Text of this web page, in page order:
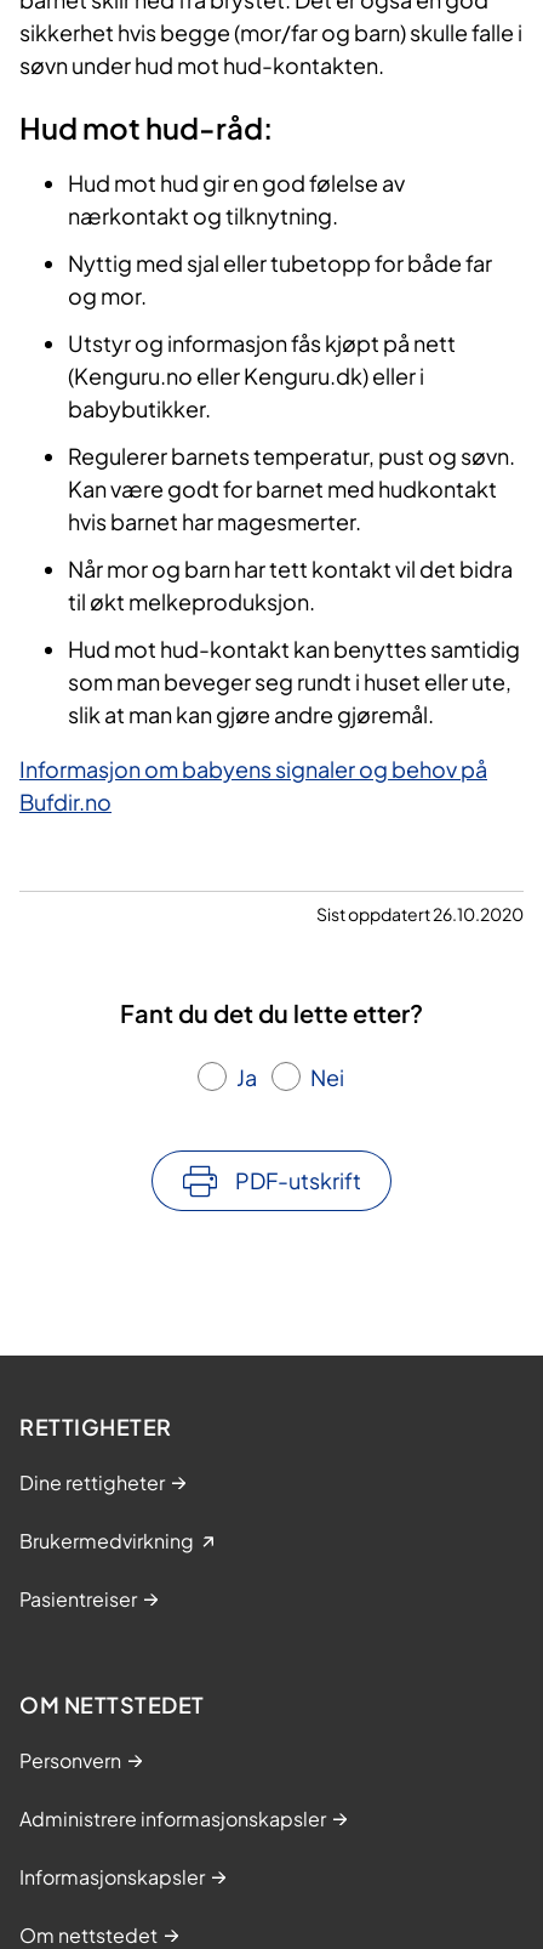
sikkerhet hvis begge (mor/far og barn) skulle falle i
søvn under hud mot hud-kontakten.
Hud mot hud-råd:
Hud mot hud gir en god følelse av
nærkontakt og tilknytning.
Nyttig med sjal eller tubetopp for både far
og mor.
Utstyr og informasjon fås kjøpt på nett
(Kenguru.no eller Kenguru.dk) eller i
babybutikker.
Regulerer barnets temperatur, pust og søvn.
Kan være godt for barnet med hudkontakt
hvis barnet har magesmerter.
Når mor og barn har tett kontakt vil det bidra
til økt melkeproduksjon.
Hud mot hud-kontakt kan benyttes samtidig
som man beveger seg rundt i huset eller ute,
slik at man kan gjøre andre gjøremål.
Informasjon om babyens signaler og behov på
Bufdir.no
Sist oppdatert 26.10.2020
Fant du det du lette etter?
Ja Nei
PDF-utskrift
RETTIGHETER
Dine rettigheter
Brukermedvirkning
Pasientreiser
OM NETTSTEDET
Personvern
Administrere informasjonskapsler
Informasjonskapsler
Om nettstedet